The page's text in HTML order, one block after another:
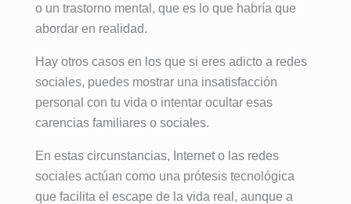
o un trastorno mental, que es lo que habría que
abordar en realidad.
Hay otros casos en los que si eres adicto a redes
sociales, puedes mostrar una insatisfacción
personal con tu vida o intentar ocultar esas
carencias familiares o sociales.
En estas circunstancias, Internet o las redes
sociales actúan como una prótesis tecnológica
que facilita el escape de la vida real, aunque a